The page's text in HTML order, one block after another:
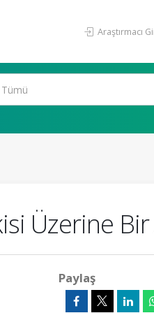
Araştırmacı
Üzerine
Paylaş